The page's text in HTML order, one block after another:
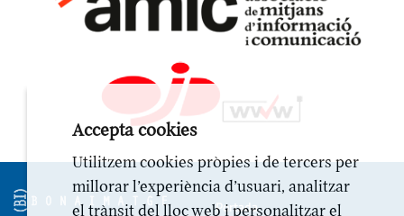
Portada
Accepta cookies
Utilitzem cookies pròpies i de tercers per
millorar l’experiència d’usuari, analitzar
el trànsit del lloc web i personalitzar el